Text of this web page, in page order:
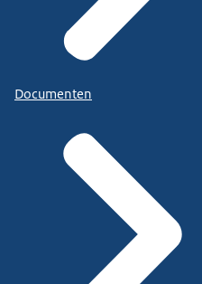
Documenten